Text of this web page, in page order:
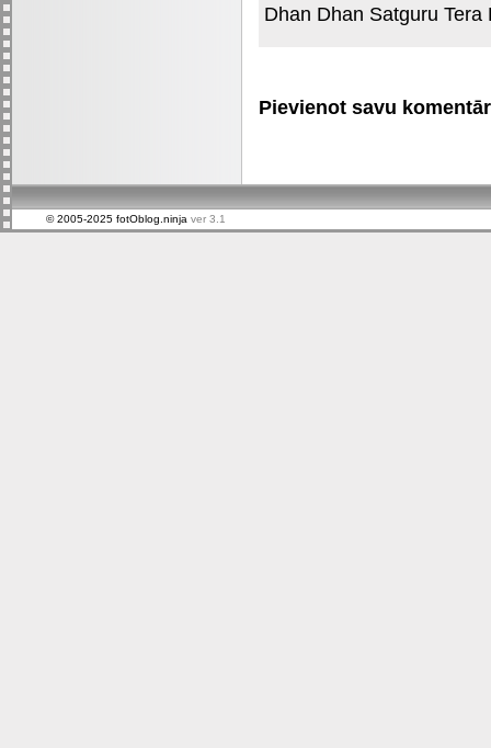
Dhan Dhan Satguru Tera
Pievienot savu
© 2005-2025 fotOblog.ninja ver 3.1